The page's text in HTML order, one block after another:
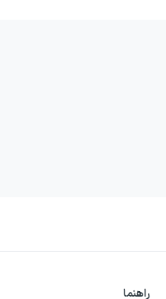
راهنما